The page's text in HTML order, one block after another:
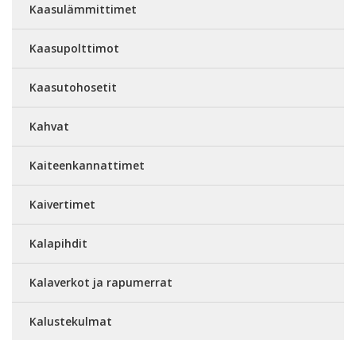
Kaasulämmittimet
Kaasupolttimot
Kaasutohosetit
Kahvat
Kaiteenkannattimet
Kaivertimet
Kalapihdit
Kalaverkot ja rapumerrat
Kalustekulmat